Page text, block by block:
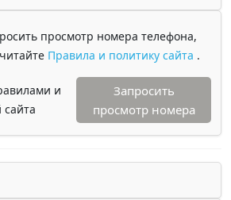
просмотр номера телефона,
Правила и политику сайта .
и
сайта
Запросить
просмотр номера